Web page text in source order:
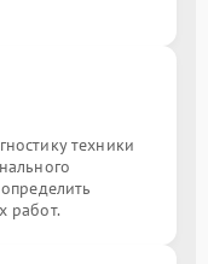
техники
работ.